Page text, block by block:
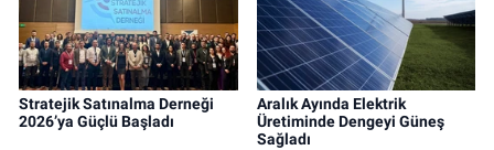
Stratejik Satınalma Derneği
2026’ya Güçlü Başladı
Aralık Ayında Elektrik
Üretiminde Dengeyi Güneş
Sağladı